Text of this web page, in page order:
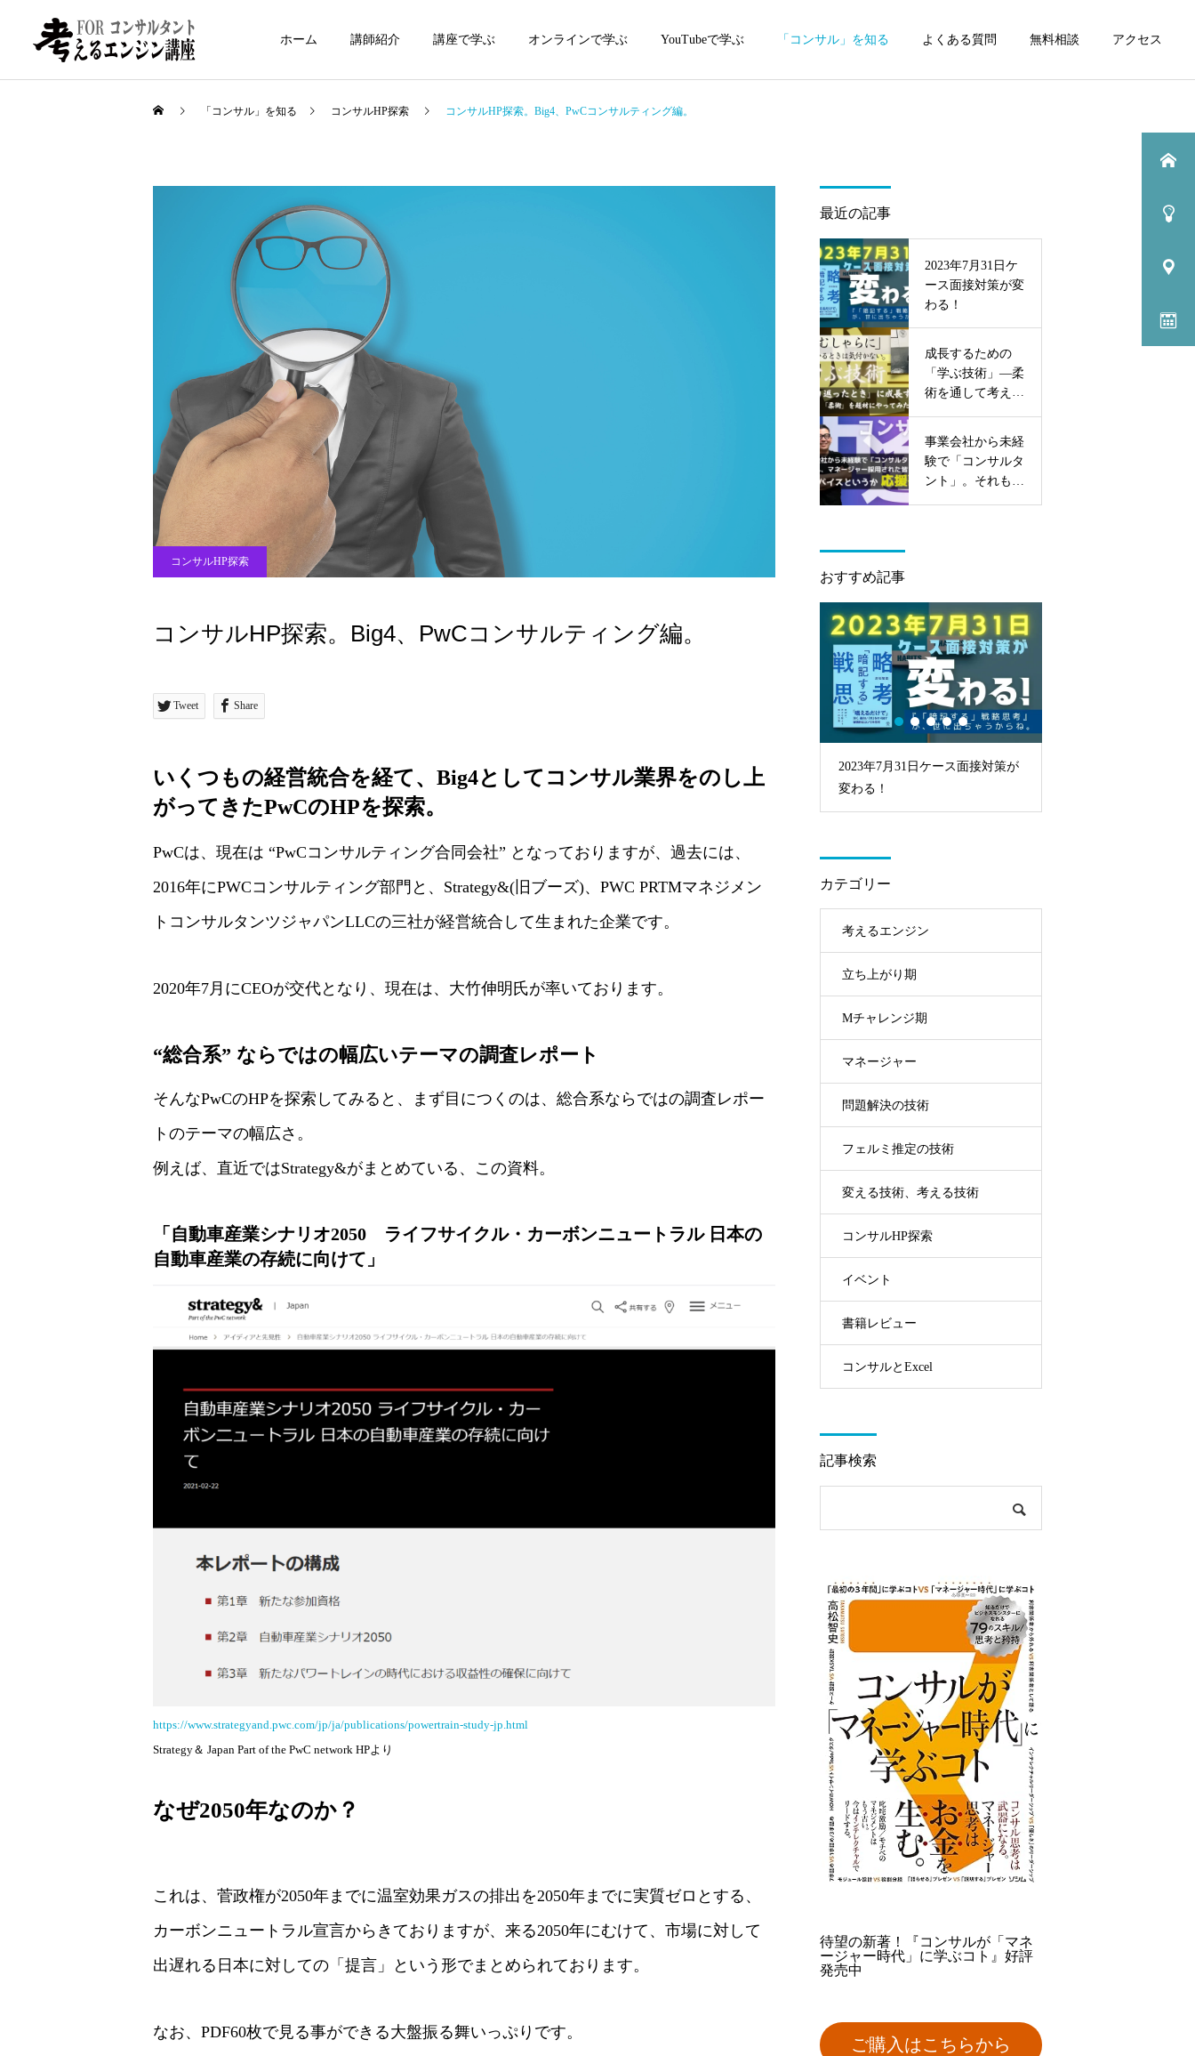
ホーム 講師紹介 講座で学ぶ オンラインで学ぶ YouTubeで学ぶ 「コンサル」を知る よくある質問 無料相談 アクセス
「コンサル」を知る コンサルHP探索 コンサルHP探索。Big4、PwCコンサルティング編。
コンサルHP探索
コンサルHP探索。Big4、PwCコンサルティング編。
Tweet Share
いくつもの経営統合を経て、Big4としてコンサル業界をのし上
がってきたPwCのHPを探索。
PwCは、現在は “PwCコンサルティング合同会社” となっておりますが、過去には、
2016年にPWCコンサルティング部門と、Strategy&(旧ブーズ)、PWC PRTMマネジメン
トコンサルタンツジャパンLLCの三社が経営統合して生まれた企業です。
2020年7月にCEOが交代となり、現在は、大竹伸明氏が率いております。
“総合系” ならではの幅広いテーマの調査レポート
そんなPwCのHPを探索してみると、まず目につくのは、総合系ならではの調査レポー
トのテーマの幅広さ。
例えば、直近ではStrategy&がまとめている、この資料。
「自動車産業シナリオ2050 ライフサイクル・カーボンニュートラル 日本の
自動車産業の存続に向けて」
https://www.strategyand.pwc.com/jp/ja/publications/powertrain-study-jp.html
Strategy＆ Japan Part of the PwC network HPより
なぜ2050年なのか？
これは、菅政権が2050年までに温室効果ガスの排出を2050年までに実質ゼロとする、
カーボンニュートラル宣言からきておりますが、来る2050年にむけて、市場に対して
出遅れる日本に対しての「提言」という形でまとめられております。
なお、PDF60枚で見る事ができる大盤振る舞いっぷりです。
最近の記事
2023年7月31日ケ
ース面接対策が変
わる！
成長するための
「学ぶ技術」—柔
術を通して考えて
事業会社から未経
験で「コンサルタ
ント」。それも、
おすすめ記事
『「答えのないゲーム」を楽し
む 思考技術』を読んでくれたみ
2023年7月31日ケース面接対策が
変わる！
カテゴリー
考えるエンジン
立ち上がり期
Mチャレンジ期
マネージャー
問題解決の技術
フェルミ推定の技術
変える技術、考える技術
コンサルHP探索
イベント
書籍レビュー
コンサルとExcel
記事検索
待望の新著！『コンサルが「マネ
ージャー時代」に学ぶコト』好評
発売中
ご購入はこちらから